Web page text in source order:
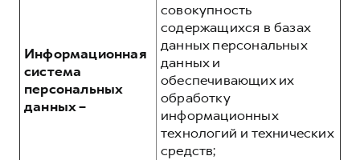
Информационная
система
персональных
данных –
совокупность
содержащихся в базах
данных персональных
данных и
обеспечивающих их
обработку
информационных
технологий и технических
средств;